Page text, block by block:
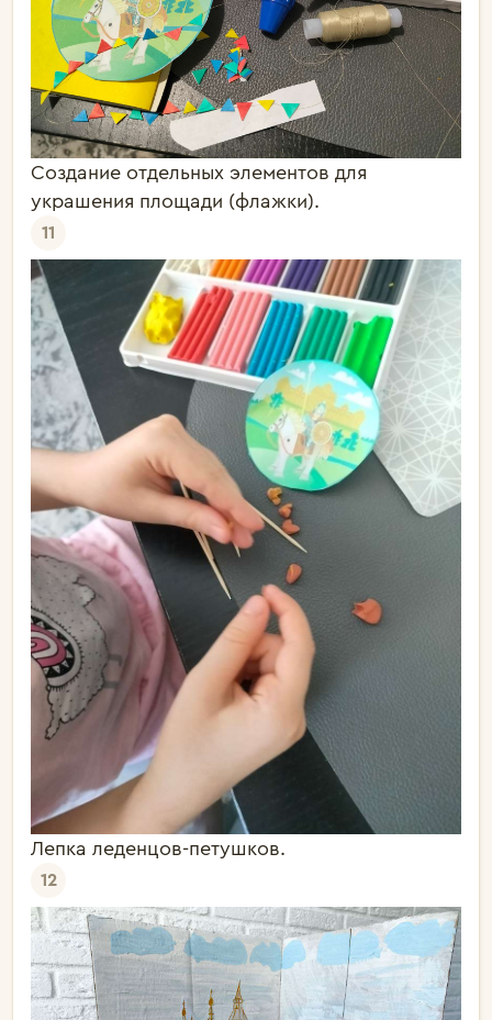
Создание отдельных элементов для
украшения площади (флажки).
11
Лепка леденцов-петушков.
12